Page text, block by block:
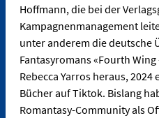
Hoffmann, die bei der
Kampagnenmanagement
unter anderem die deutsche
Fantasyromans «Fourth
Rebecca Yarros heraus,
Bücher auf Tiktok. Bislang
Romantasy-Community als